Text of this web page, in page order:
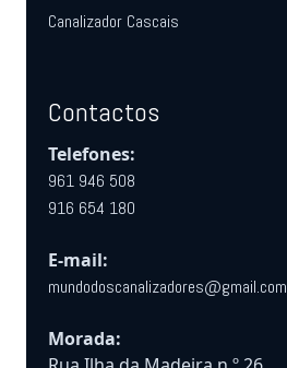
Canalizador Cascais
Contactos
Telefones:
961 946 508
916 654 180
E-mail:
mundodoscanalizadores@gmail.com
Morada: